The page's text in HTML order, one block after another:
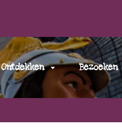
Ontdekken Bezoeken